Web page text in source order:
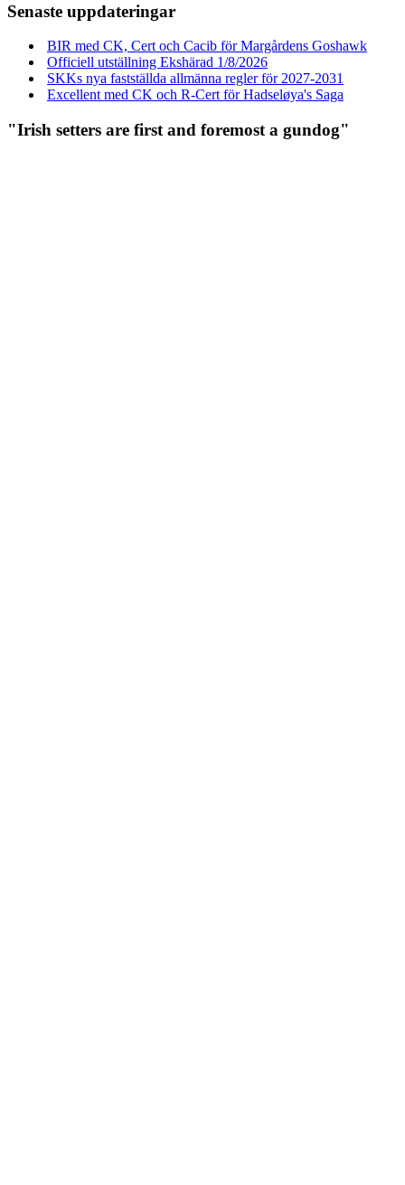
Senaste uppdateringar
BIR med CK, Cert och Cacib för Margårdens Goshawk
Officiell utställning Ekshärad 1/8/2026
SKKs nya fastställda allmänna regler för 2027-2031
Excellent med CK och R-Cert för Hadseløya's Saga
"Irish setters are first and foremost a gundog"